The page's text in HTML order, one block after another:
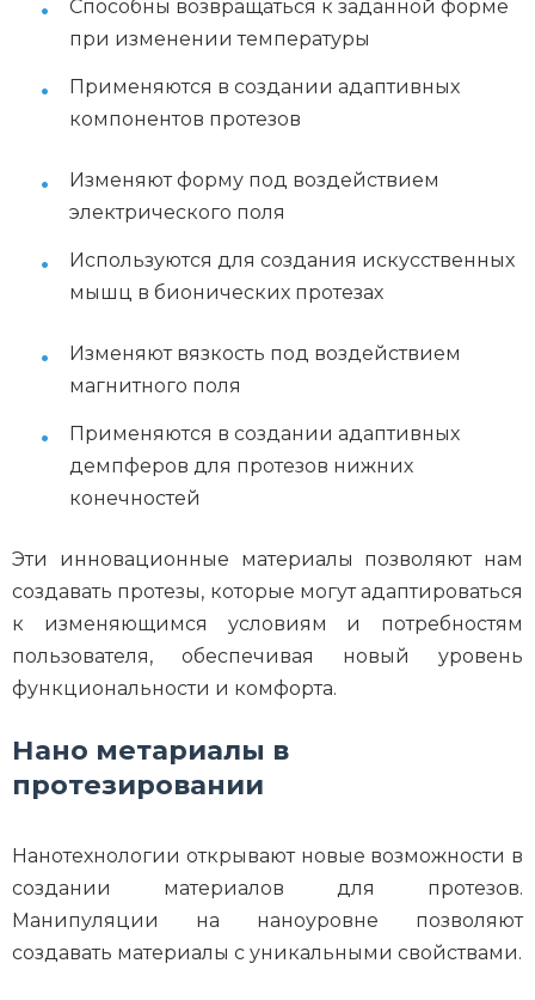
Способны возвращаться к заданной форме
при изменении температуры
Применяются в создании адаптивных
компонентов протезов
Изменяют форму под воздействием
электрического поля
Используются для создания искусственных
мышц в бионических протезах
Изменяют вязкость под воздействием
магнитного поля
Применяются в создании адаптивных
демпферов для протезов нижних
конечностей
Эти инновационные материалы позволяют нам
создавать протезы, которые могут адаптироваться
к изменяющимся условиям и потребностям
пользователя, обеспечивая новый уровень
функциональности и комфорта.
Нано метариалы в
протезировании
Нанотехнологии открывают новые возможности в
создании материалов для протезов.
Манипуляции на наноуровне позволяют
создавать материалы с уникальными свойствами.